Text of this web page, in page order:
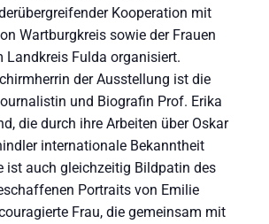
Kooperation mit
Wartburgkreis sowie der Frauen
Landkreis Fulda organisiert.
der Ausstellung ist die
und Biografin Prof. Erika
die durch ihre Arbeiten über Oskar
internationale Bekanntheit
ist auch gleichzeitig Bildpatin des
Portraits von Emilie
Frau, die gemeinsam mit